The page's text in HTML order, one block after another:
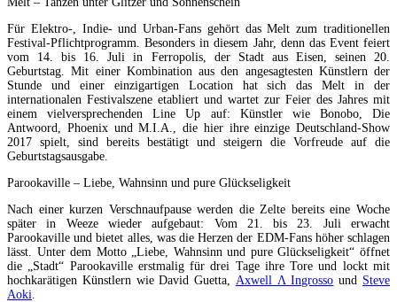
Für Elektro-, Indie- und Urban-Fans gehört das Melt zum traditionellen
Festival-Pflichtprogramm. Besonders in diesem Jahr, denn das Event feiert
vom 14. bis 16. Juli in Ferropolis, der Stadt aus Eisen, seinen 20.
Geburtstag. Mit einer Kombination aus den angesagtesten Künstlern der
Stunde und einer einzigartigen Location hat sich das Melt in der
internationalen Festivalszene etabliert und wartet zur Feier des Jahres mit
einem vielversprechenden Line Up auf: Künstler wie Bonobo, Die
Antwoord, Phoenix und M.I.A., die hier ihre einzige Deutschland-Show
2017 spielt, sind bereits bestätigt und steigern die Vorfreude auf die
Geburtstagsausgabe.
Parookaville – Liebe, Wahnsinn und pure Glückseligkeit
Nach einer kurzen Verschnaufpause werden die Zelte bereits eine Woche
später in Weeze wieder aufgebaut: Vom 21. bis 23. Juli erwacht
Parookaville und bietet alles, was die Herzen der EDM-Fans höher schlagen
lässt. Unter dem Motto „Liebe, Wahnsinn und pure Glückseligkeit“ öffnet
die „Stadt“ Parookaville erstmalig für drei Tage ihre Tore und lockt mit
hochkarätigen Künstlern wie David Guetta, Axwell Λ Ingrosso und Steve
Aoki